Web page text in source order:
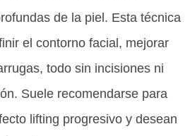
de la piel. Esta técnica
el contorno facial, mejorar
todo sin incisiones ni
Suele recomendarse para
lifting progresivo y desean